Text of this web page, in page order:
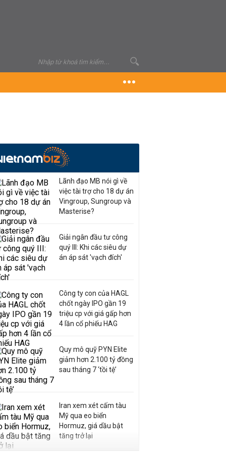
Lãnh đạo MB nói gì về
việc tài trợ cho 18 dự án
Vingroup, Sungroup và
Masterise?
Giải ngân đầu tư công
quý III: Khi các siêu dự
án áp sát 'vạch đích'
Công ty con của HAGL
chốt ngày IPO gần 19
triệu cp với giá gấp hơn
4 lần cổ phiếu HAG
Quy mô quỹ PYN Elite
giảm hơn 2.100 tỷ đồng
sau tháng 7 ‘tồi tệ’
Iran xem xét cấm tàu
Mỹ qua eo biển
Hormuz, giá dầu bật
tăng trở lại